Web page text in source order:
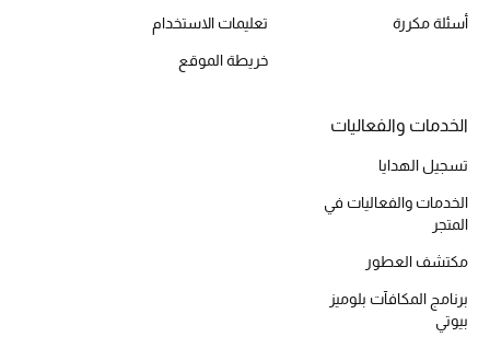
أسئلة مكررة تعليمات الاستخدام
خريطة الموقع
الخدمات والفعاليات
تسجيل الهدايا
الخدمات والفعاليات في
المتجر
مكتشف العطور
برنامج المكافآت بلوميز
بيوتي